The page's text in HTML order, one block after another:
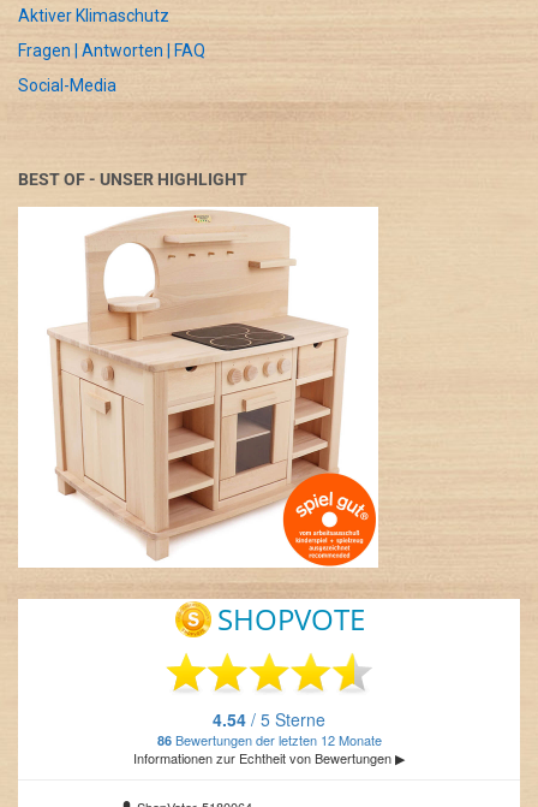
Aktiver Klimaschutz
Fragen | Antworten | FAQ
Social-Media
BEST OF - UNSER HIGHLIGHT